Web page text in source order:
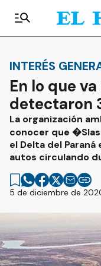
INTERÉS
En lo que
detectaron
La organización
conocer que
el Delta del
autos circulando
5 de diciembre de